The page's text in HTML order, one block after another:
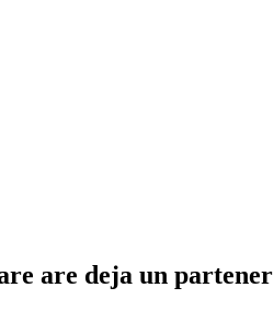
are deja un partener